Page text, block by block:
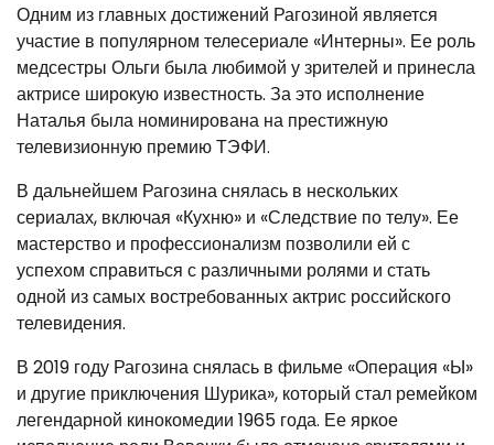
Одним из главных достижений Рагозиной является
участие в популярном телесериале «Интерны». Ее роль
медсестры Ольги была любимой у зрителей и принесла
актрисе широкую известность. За это исполнение
Наталья была номинирована на престижную
телевизионную премию ТЭФИ.
В дальнейшем Рагозина снялась в нескольких
сериалах, включая «Кухню» и «Следствие по телу». Ее
мастерство и профессионализм позволили ей с
успехом справиться с различными ролями и стать
одной из самых востребованных актрис российского
телевидения.
В 2019 году Рагозина снялась в фильме «Операция «Ы»
и другие приключения Шурика», который стал ремейком
легендарной кинокомедии 1965 года. Ее яркое